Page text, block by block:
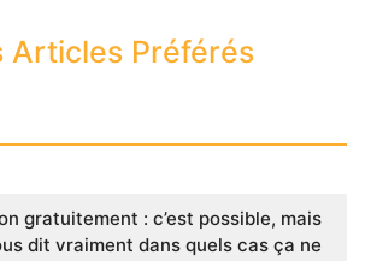
Articles Préférés
gratuitement : c’est possible, mais
dit vraiment dans quels cas ça ne